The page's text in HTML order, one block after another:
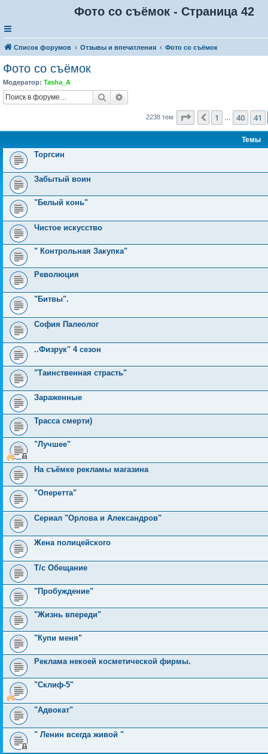
Фото со съёмок - Страница 42
Список форумов Отзывы и впечатления Фото со съёмок
Фото со съёмок
Модератор: Tasha_A
Поиск
2238 тем Страница 42из 90
Пред.
1 40 41
Темы
Торгсин
Забытый воин
"Белый конь"
Чистое искусство
" Контрольная Закупка"
Революция
"Битвы".
София Палеолог
..Физрук'' 4 сезон
"Таинственная страсть"
Зараженные
Трасса смерти)
"Лучшее"
На съёмке рекламы магазина
"Оперетта"
Сериал "Орлова и Александров"
Жена полицейского
Т/с Обещание
"Пробуждение"
"Жизнь впереди"
"Купи меня"
Реклама некоей косметической фирмы.
"Склиф-5"
"Адвокат"
" Ленин всегда живой "